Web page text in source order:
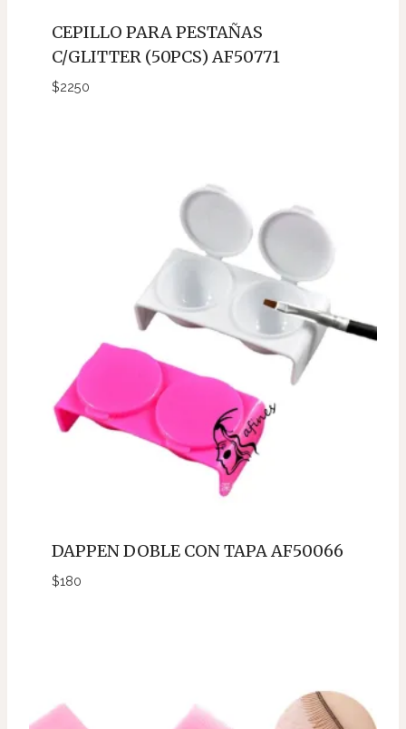
CEPILLO PARA PESTAÑAS
C/GLITTER (50PCS) AF50771
$2250
DAPPEN DOBLE CON TAPA AF50066
$180